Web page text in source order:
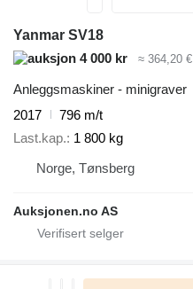
Yanmar SV18
4 000 kr
≈ 364,20 €
Anleggsmaskiner - minigraver
2017
796 m/t
Last.kap. 1 800 kg
Norge, Tønsberg
Auksjonen.no AS